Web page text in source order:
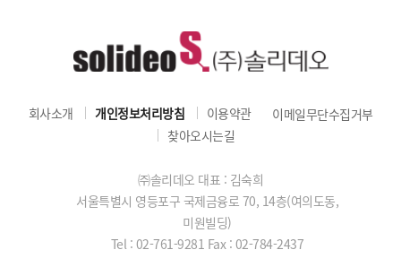
회사소개 개인정보처리방침 이용약관
이메일무단수집거부
찾아오시는길
㈜솔리데오 대표 : 김숙희
서울특별시 영등포구 국제금융로 70, 14층(여의도동,
미원빌딩)
Tel : 02-761-9281 Fax : 02-784-2437